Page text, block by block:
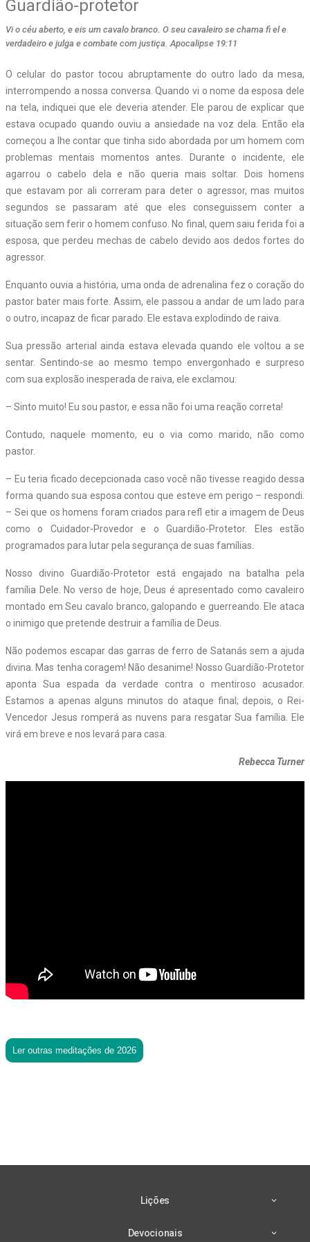
Guardião-protetor
Vi o céu aberto, e eis um cavalo branco. O seu cavaleiro se chama fi el e
verdadeiro e julga e combate com justiça. Apocalipse 19:11
O celular do pastor tocou abruptamente do outro lado da mesa,
interrompendo a nossa conversa. Quando vi o nome da esposa dele
na tela, indiquei que ele deveria atender. Ele parou de explicar que
estava ocupado quando ouviu a ansiedade na voz dela. Então ela
começou a lhe contar que tinha sido abordada por um homem com
problemas mentais momentos antes. Durante o incidente, ele
agarrou o cabelo dela e não queria mais soltar. Dois homens
que estavam por ali correram para deter o agressor, mas muitos
segundos se passaram até que eles conseguissem conter a
situação sem ferir o homem confuso. No final, quem saiu ferida foi a
esposa, que perdeu mechas de cabelo devido aos dedos fortes do
agressor.
Enquanto ouvia a história, uma onda de adrenalina fez o coração do
pastor bater mais forte. Assim, ele passou a andar de um lado para
o outro, incapaz de ficar parado. Ele estava explodindo de raiva.
Sua pressão arterial ainda estava elevada quando ele voltou a se
sentar. Sentindo-se ao mesmo tempo envergonhado e surpreso
com sua explosão inesperada de raiva, ele exclamou:
– Sinto muito! Eu sou pastor, e essa não foi uma reação correta!
Contudo, naquele momento, eu o via como marido, não como
pastor.
– Eu teria ficado decepcionada caso você não tivesse reagido dessa
forma quando sua esposa contou que esteve em perigo – respondi.
– Sei que os homens foram criados para refl etir a imagem de Deus
como o Cuidador-Provedor e o Guardião-Protetor. Eles estão
programados para lutar pela segurança de suas famílias.
Nosso divino Guardião-Protetor está engajado na batalha pela
família Dele. No verso de hoje, Deus é apresentado como cavaleiro
montado em Seu cavalo branco, galopando e guerreando. Ele ataca
o inimigo que pretende destruir a família de Deus.
Não podemos escapar das garras de ferro de Satanás sem a ajuda
divina. Mas tenha coragem! Não desanime! Nosso Guardião-Protetor
aponta Sua espada da verdade contra o mentiroso acusador.
Estamos a apenas alguns minutos do ataque final; depois, o Rei-
Vencedor Jesus romperá as nuvens para resgatar Sua família. Ele
virá em breve e nos levará para casa.
Rebecca Turner
Ler outras meditações de 2026
Lições
Devocionais